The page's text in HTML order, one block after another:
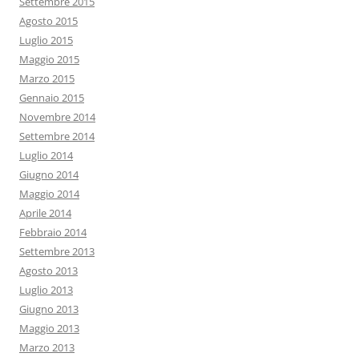
Agosto 2015
Luglio 2015
Maggio 2015
Marzo 2015
Gennaio 2015
Novembre 2014
Settembre 2014
Luglio 2014
Giugno 2014
Maggio 2014
Aprile 2014
Febbraio 2014
Settembre 2013
Agosto 2013
Luglio 2013
Giugno 2013
Maggio 2013
Marzo 2013